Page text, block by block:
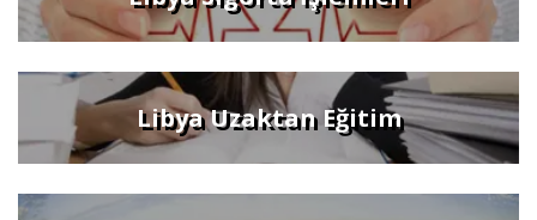
Libya Uzaktan Eğitim